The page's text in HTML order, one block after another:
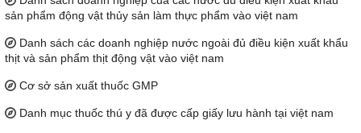
sản phẩm động vật thủy sản làm thực phẩm vào việt nam
Danh sách các doanh nghiệp nước ngoài đủ điều kiện xuất khẩu
thịt và sản phẩm thịt động vật vào việt nam
Cơ sở sản xuất thuốc GMP
Danh mục thuốc thú y đã được cấp giấy lưu hành tại việt nam